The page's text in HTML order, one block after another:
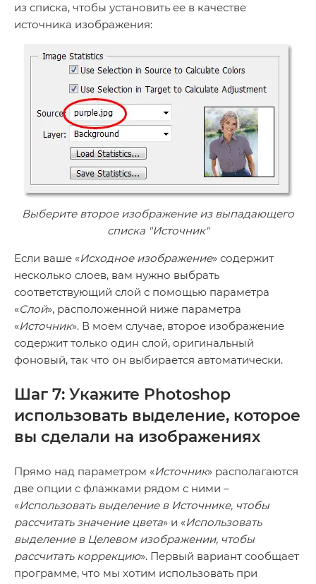
из списка, чтобы установить ее в качестве
источника изображения:
Выберите второе изображение из выпадающего
списка "Источник"
Если ваше «Исходное изображение» содержит
несколько слоев, вам нужно выбрать
соответствующий слой с помощью параметра
«Слой», расположенной ниже параметра
«Источник». В моем случае, второе изображение
содержит только один слой, оригинальный
фоновый, так что он выбирается автоматически.
Шаг 7: Укажите Photoshop
использовать выделение, которое
вы сделали на изображениях
Прямо над параметром «Источник» располагаются
две опции с флажками рядом с ними –
«Использовать выделение в Источнике, чтобы
рассчитать значение цвета» и «Использовать
выделение в Целевом изображении, чтобы
рассчитать коррекцию». Первый вариант сообщает
программе, что мы хотим использовать при